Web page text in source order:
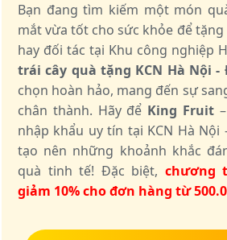
Bạn đang tìm kiếm một món
mắt vừa tốt cho sức khỏe để
hay đối tác tại Khu công nghiệp
trái cây quà tặng KCN Hà Nội -
chọn hoàn hảo, mang đến sự
chân thành. Hãy để King Fruit
nhập khẩu uy tín tại KCN Hà Nội
tạo nên những khoảnh khắc
quà tinh tế! Đặc biệt, chương
giảm 10% cho đơn hàng từ